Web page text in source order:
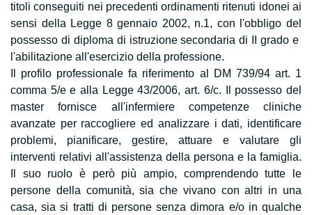
titoli conseguiti nei precedenti ordinamenti ritenuti idonei ai
sensi della Legge 8 gennaio 2002, n.1, con l'obbligo del
possesso di diploma di istruzione secondaria di II grado e
l'abilitazione all'esercizio della professione.
Il profilo professionale fa riferimento al DM 739/94 art. 1
comma 5/e e alla Legge 43/2006, art. 6/c. Il possesso del
master fornisce all'infermiere competenze cliniche
avanzate per raccogliere ed analizzare i dati, identificare
problemi, pianificare, gestire, attuare e valutare gli
interventi relativi all'assistenza della persona e la famiglia.
Il suo ruolo è però più ampio, comprendendo tutte le
persone della comunità, sia che vivano con altri in una
casa, sia si tratti di persone senza dimora e/o in qualche